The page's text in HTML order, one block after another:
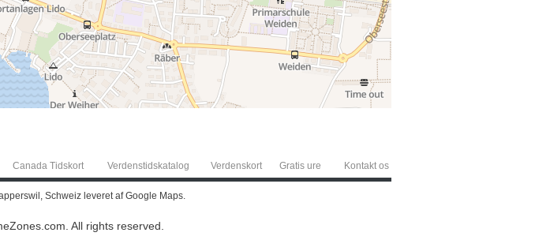
Canada Tidskort Verdenstidskatalog Verdenskort Gratis ure Kontakt os
Schweiz leveret af Google Maps.
All rights reserved.